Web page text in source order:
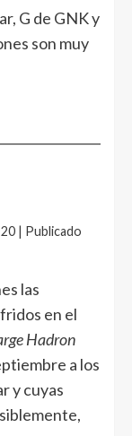
G de GNK y
son muy
| Publicado
las
en el
Hadron
a los
y cuyas